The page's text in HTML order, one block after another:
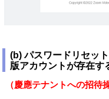
(b) パスワードリセ
版アカウントが存在す
（慶應テナントへの招待